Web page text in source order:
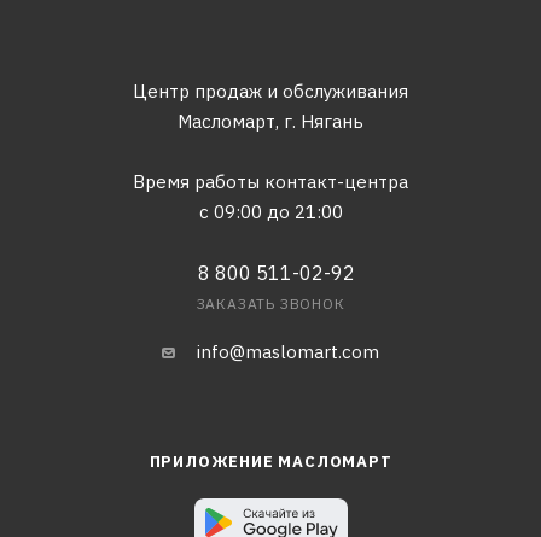
Центр продаж и обслуживания
Масломарт, г. Нягань
Время работы контакт-центра
с 09:00 до 21:00
8 800 511-02-92
ЗАКАЗАТЬ ЗВОНОК
info@maslomart.com
ПРИЛОЖЕНИЕ МАСЛОМАРТ